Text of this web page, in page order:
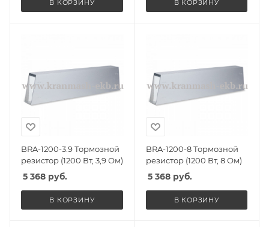
В КОРЗИНУ В КОРЗИНУ
BRA-1200-3.9 Тормозной
резистор (1200 Вт, 3,9 Ом)
5 368 руб.
В КОРЗИНУ
BRA-1200-8 Тормозной
резистор (1200 Вт, 8 Ом)
5 368руб.
В КОРЗИНУ